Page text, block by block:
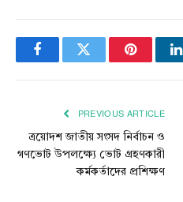
FacebookTwitter Pinterest
PREVIOUS ARTICLE
ত্রয়োদশ জাতীয় সংসদ নির্বাচন ও
গণভোট উপলক্ষ্যে ভোট গ্রহণকারী
কর্মকর্তাদের প্রশিক্ষণ